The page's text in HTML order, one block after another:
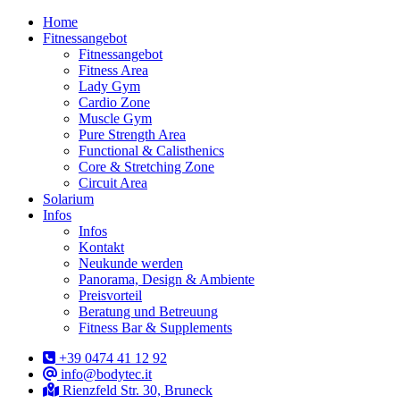
Home
Fitnessangebot
Fitnessangebot
Fitness Area
Lady Gym
Cardio Zone
Muscle Gym
Pure Strength Area
Functional & Calisthenics
Core & Stretching Zone
Circuit Area
Solarium
Infos
Infos
Kontakt
Neukunde werden
Panorama, Design & Ambiente
Preisvorteil
Beratung und Betreuung
Fitness Bar & Supplements
+39 0474 41 12 92
info@bodytec.it
Rienzfeld Str. 30, Bruneck